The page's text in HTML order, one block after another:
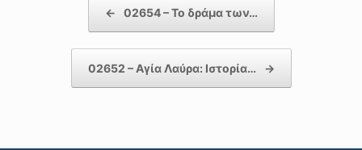
← 02654 – Το δράμα των…
02652 – Αγία Λαύρα: Ιστορία… →